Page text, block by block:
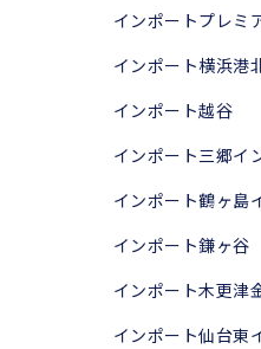
インポートプレミ
インポート横浜港
インポート越谷
インポート三郷イ
インポート鶴ヶ島
インポート鎌ヶ谷
インポート木更津
インポート仙台東